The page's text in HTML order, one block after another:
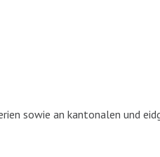
sowie an kantonalen und